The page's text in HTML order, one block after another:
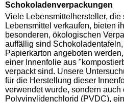
Schokoladenverpackungen
Viele Lebensmittelhersteller,
Lebensmittel verkaufen, bieten
besonderen, ökologischen
auffällig sind
Papierkarton angeboten
einer Innenfolie aus
verpackt sind. Unsere
für die Herstellung dieser
verwendet wurde, sondern auch
Polyvinylidenchlorid (PVDC),